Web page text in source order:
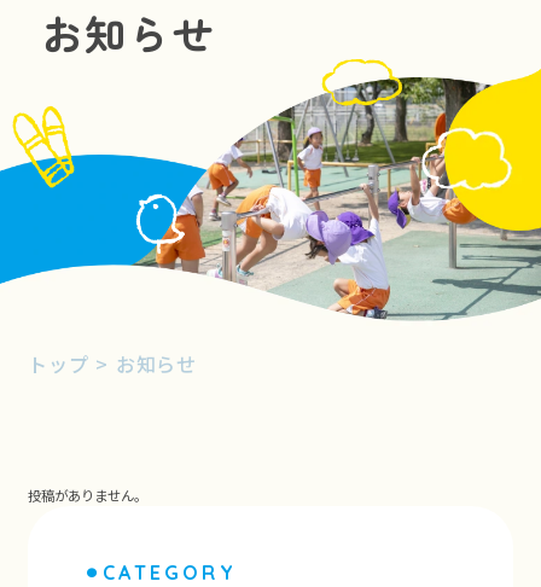
お知らせ
トップ > お知らせ
⚫︎CATEGORY
投稿がありません。